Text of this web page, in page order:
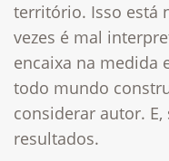
território. Isso está
vezes é mal
encaixa na medida
todo mundo
considerar autor.
resultados.